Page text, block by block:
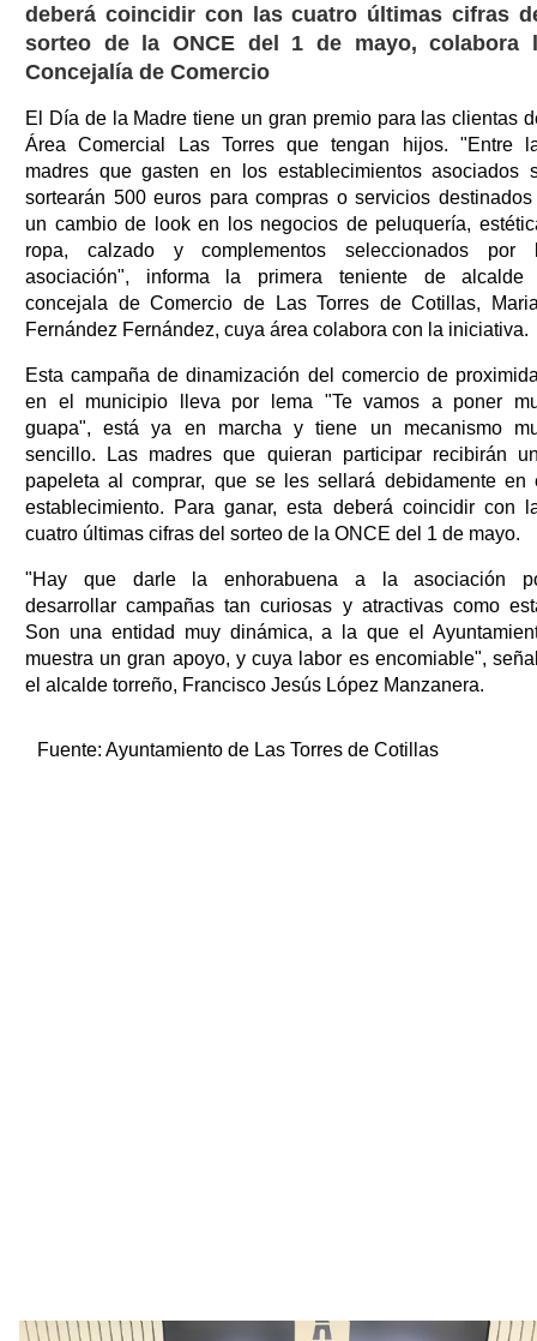
deberá coincidir con las cuatro últimas cifras
sorteo de la ONCE del 1 de mayo, colabora
Concejalía de Comercio
El Día de la Madre tiene un gran premio para las clientas
Área Comercial Las Torres que tengan hijos. "Entre
madres que gasten en los establecimientos asociados
sortearán 500 euros para compras o servicios destinados
un cambio de look en los negocios de peluquería,
ropa, calzado y complementos seleccionados por
asociación", informa la primera teniente de alcalde
concejala de Comercio de Las Torres de Cotillas,
Fernández Fernández, cuya área colabora con la iniciativa.
Esta campaña de dinamización del comercio de
en el municipio lleva por lema "Te vamos a poner
guapa", está ya en marcha y tiene un mecanismo
sencillo. Las madres que quieran participar recibirán
papeleta al comprar, que se les sellará debidamente en
establecimiento. Para ganar, esta deberá coincidir con
cuatro últimas cifras del sorteo de la ONCE del 1 de mayo.
"Hay que darle la enhorabuena a la asociación
desarrollar campañas tan curiosas y atractivas como
Son una entidad muy dinámica, a la que el
muestra un gran apoyo, y cuya labor es encomiable",
el alcalde torreño, Francisco Jesús López Manzanera.
Fuente: Ayuntamiento de Las Torres de Cotillas